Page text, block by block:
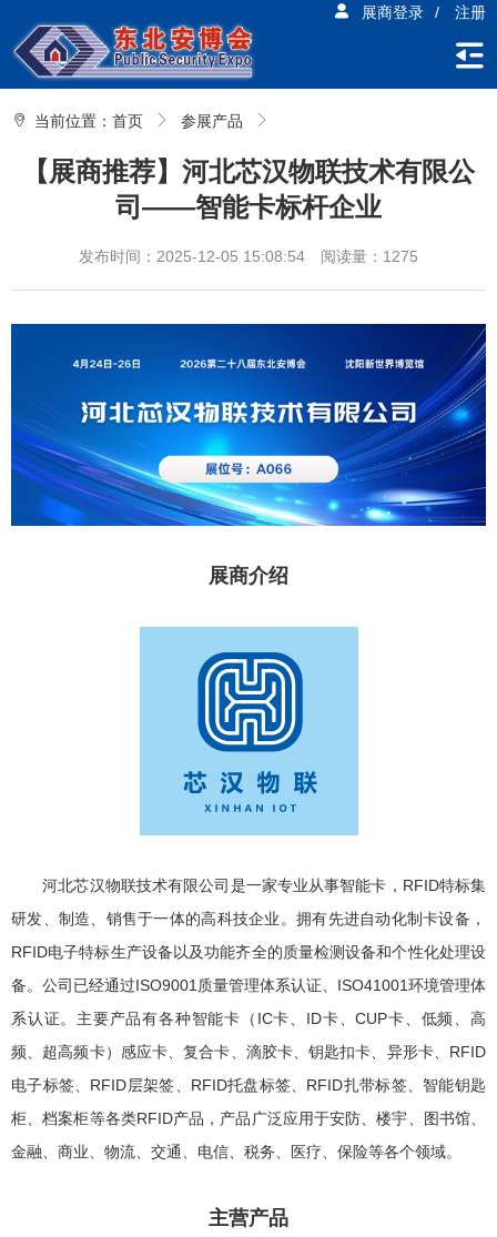
展商登录 / 注册
当前位置： 首页 参展产品
【展商推荐】河北芯汉物联技术有限公
司——智能卡标杆企业
发布时间：2025-12-05 15:08:54 阅读量：1275
展商介绍
河北芯汉物联技术有限公司是一家专业从事智能卡，RFID特标集
研发、制造、销售于一体的高科技企业。拥有先进自动化制卡设备，
RFID电子特标生产设备以及功能齐全的质量检测设备和个性化处理设
备。公司已经通过ISO9001质量管理体系认证、ISO41001环境管理体
系认证。主要产品有各种智能卡（IC卡、ID卡、CUP卡、低频、高
频、超高频卡） 感应卡、复合卡、滴胶卡、钥匙扣卡、异形卡、RFID
电子标签、RFID层架签、RFID托盘标签、RFID扎带标签、智能钥匙
柜、档案柜等各类RFID产品，产品广泛应用于安防、楼宇、图书馆、
金融、商业、物流、交通、电信、税务、医疗、保险等各个领域。
主营产品